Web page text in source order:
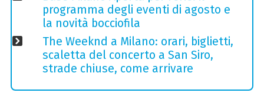
programma degli eventi di agosto e
la novità bocciofila
The Weeknd a Milano: orari, biglietti,
scaletta del concerto a San Siro,
strade chiuse, come arrivare